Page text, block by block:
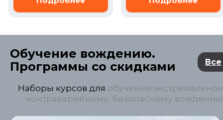
Обучение вождению.
Программы со скидками
Все
Наборы курсов для обучения
контраварийному, безопасному вождению